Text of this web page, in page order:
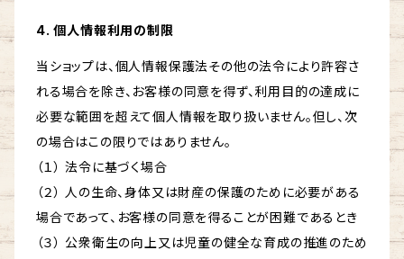
4. 個人情報利用の制限
当ショップは、個人情報保護法その他の法令により許容さ
れる場合を除き、お客様の同意を得ず、利用目的の達成に
必要な範囲を超えて個人情報を取り扱いません。但し、次
の場合はこの限りではありません。
（１） 法令に基づく場合
（２） 人の生命、身体又は財産の保護のために必要がある
場合であって、お客様の同意を得ることが困難であるとき
（３） 公衆衛生の向上又は児童の健全な育成の推進のため